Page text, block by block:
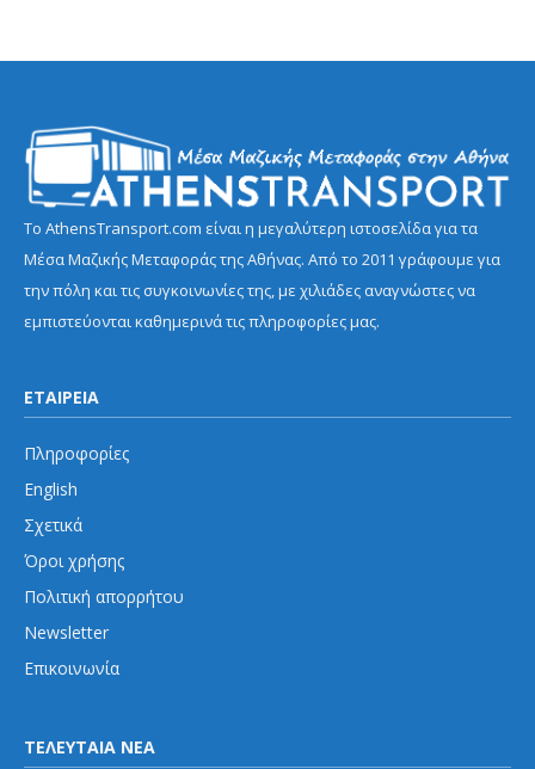
Το AthensTransport.com είναι η μεγαλύτερη ιστοσελίδα για τα
Μέσα Μαζικής Μεταφοράς της Αθήνας. Από το 2011 γράφουμε για
την πόλη και τις συγκοινωνίες της, με χιλιάδες αναγνώστες να
εμπιστεύονται καθημερινά τις πληροφορίες μας.
ΕΤΑΙΡΕΙΑ
Πληροφορίες
English
Σχετικά
Όροι χρήσης
Πολιτική απορρήτου
Newsletter
Επικοινωνία
ΤΕΛΕΥΤΑΙΑ ΝΕΑ